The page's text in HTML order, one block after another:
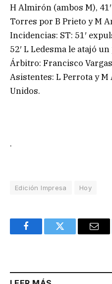
H Almirón (ambos M),
Torres por B Prieto y M
Incidencias: ST: 51′
52′ L Ledesma le atajó
Árbitro: Francisco
Asistentes: L Perrota y M
Unidos.
.
Edición Impresa Hoy
FacebookTwitter